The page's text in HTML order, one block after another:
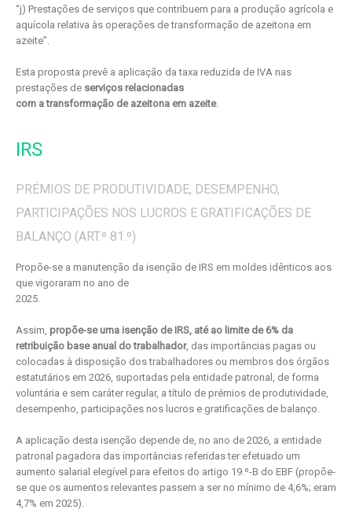
“j) Prestações de serviços que contribuem para a produção agrícola e
aquícola relativa às operações de transformação de azeitona em
azeite”.
Esta proposta prevê a aplicação da taxa reduzida de IVA nas
prestações de serviços relacionadas
com a transformação de azeitona em azeite.
IRS
PRÉMIOS DE PRODUTIVIDADE, DESEMPENHO,
PARTICIPAÇÕES NOS LUCROS E GRATIFICAÇÕES DE
BALANÇO (ART.º 81.º)
Propõe-se a manutenção da isenção de IRS em moldes idênticos aos
que vigoraram no ano de
2025.
Assim, propõe-se uma isenção de IRS, até ao limite de 6% da
retribuição base anual do trabalhador, das importâncias pagas ou
colocadas à disposição dos trabalhadores ou membros dos órgãos
estatutários em 2026, suportadas pela entidade patronal, de forma
voluntária e sem caráter regular, a título de prémios de produtividade,
desempenho, participações nos lucros e gratificações de balanço.
A aplicação desta isenção depende de, no ano de 2026, a entidade
patronal pagadora das importâncias referidas ter efetuado um
aumento salarial elegível para efeitos do artigo 19.º-B do EBF (propõe-
se que os aumentos relevantes passem a ser no mínimo de 4,6%; eram
4,7% em 2025).